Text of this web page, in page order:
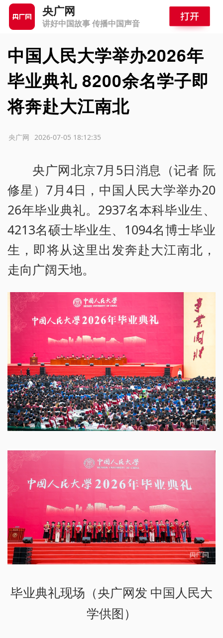
央广网
讲好中国故事 传播中国声音
中国人民大学举办2026年
毕业典礼 8200余名学子即
将奔赴大江南北
2026-07-05 18:12:35
央广网
央广网北京7月5日消息（记者 阮
修星）7月4日，中国人民大学举办20
26年毕业典礼。2937名本科毕业生、
4213名硕士毕业生、1094名博士毕业
生，即将从这里出发奔赴大江南北，
走向广阔天地。
毕业典礼现场（央广网发 中国人民大
学供图）